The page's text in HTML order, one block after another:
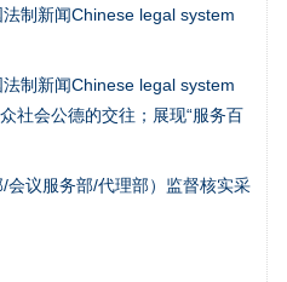
制新闻Chinese legal system
制新闻Chinese legal system
社会公德的交往；展现“服务百
议服务部/代理部）监督核实采